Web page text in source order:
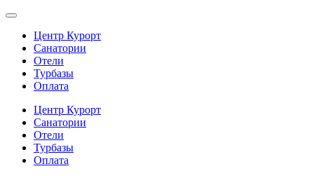
Центр Курорт
Санатории
Отели
Турбазы
Оплата
Центр Курорт
Санатории
Отели
Турбазы
Оплата